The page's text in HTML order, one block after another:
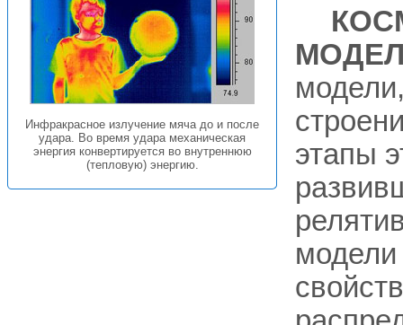
Инфракрасное излучение мяча до и после
удара. Во время удара механическая
энергия конвертируется во внутреннюю
(тепловую) энергию.
этапы